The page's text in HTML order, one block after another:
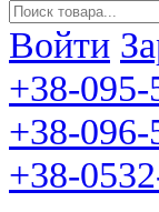
Войти
+38-
+38-096-
+38-